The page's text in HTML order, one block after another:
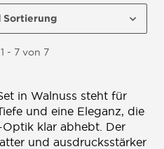
Sortierung
- 7 von 7
in Walnuss steht für
und eine Eleganz, die
klar abhebt. Der
und ausdrucksstärker